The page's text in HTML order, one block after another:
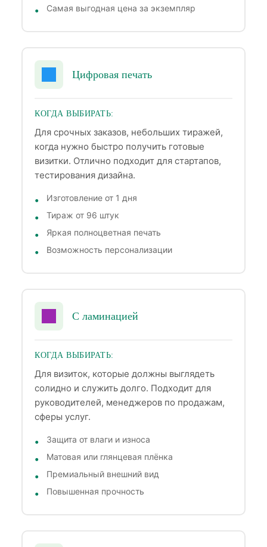
Самая выгодная цена за экземпляр
Цифровая печать
КОГДА ВЫБИРАТЬ:
Для срочных заказов, небольших тиражей,
когда нужно быстро получить готовые
визитки. Отлично подходит для стартапов,
тестирования дизайна.
Изготовление от 1 дня
Тираж от 96 штук
Яркая полноцветная печать
Возможность персонализации
С ламинацией
КОГДА ВЫБИРАТЬ:
Для визиток, которые должны выглядеть
солидно и служить долго. Подходит для
руководителей, менеджеров по продажам,
сферы услуг.
Защита от влаги и износа
Матовая или глянцевая плёнка
Премиальный внешний вид
Повышенная прочность